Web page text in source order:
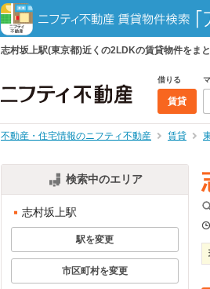
志村坂上駅(東京都)近くの2LDKの賃貸物件をま
借りる
賃貸
不動産・住宅情報のニフティ不動産 賃貸
検索中のエリア
志村坂上駅
駅を変更
市区町村を変更